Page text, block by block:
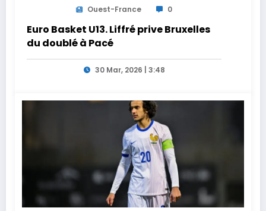
Ouest-France 0
Euro Basket U13. Liffré prive Bruxelles
du doublé à Pacé
30 Mar, 2026 | 3:48